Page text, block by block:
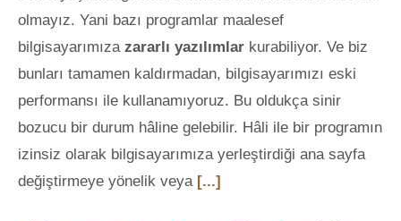
olmayız. Yani bazı programlar maalesef
bilgisayarımıza zararlı yazılımlar kurabiliyor. Ve biz
bunları tamamen kaldırmadan, bilgisayarımızı eski
performansı ile kullanamıyoruz. Bu oldukça sinir
bozucu bir durum hâline gelebilir. Hâli ile bir programın
izinsiz olarak bilgisayarımıza yerleştirdiği ana sayfa
değiştirmeye yönelik veya [...]